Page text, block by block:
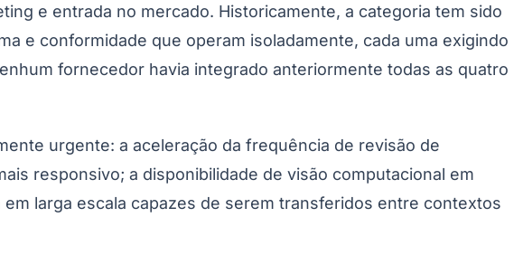
e entrada no mercado. Historicamente, a categoria tem sido
e conformidade que operam isoladamente, cada uma exigindo
fornecedor havia integrado anteriormente todas as quatro
urgente: a aceleração da frequência de revisão de
responsivo; a disponibilidade de visão computacional em
larga escala capazes de serem transferidos entre contextos